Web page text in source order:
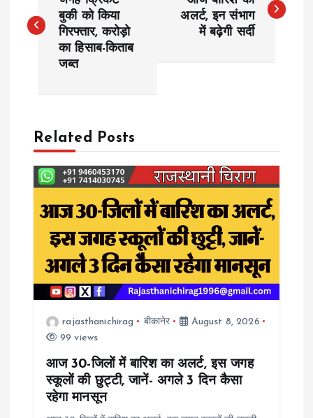
s
a
v
a
बुकी को किया
गिरफ्तार, करोड़ो
का हिसाब-किताब
जब्त
अलर्ट, इन संभाग
में बढ़ेगी सर्दी
Related Posts
rajasthanichirag बीकानेर
August 8, 2026
99 views
आज 30-जिलों में बारिश का अलर्ट, इस जगह
स्कूलों की छुट्टी, जानें- अगले 3 दिन कैसा
रहेगा मानसून